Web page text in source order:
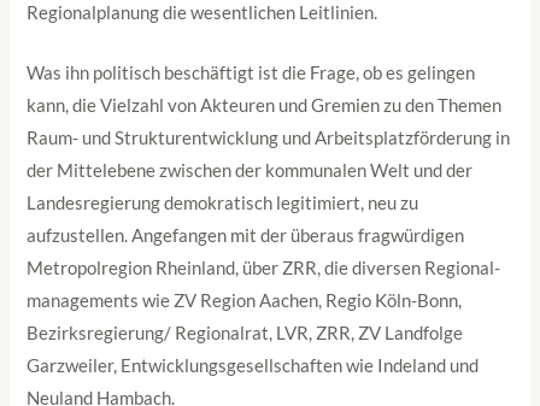
Regionalplanung die wesentlichen Leitlinien.
Was ihn politisch beschäftigt ist die Frage, ob es gelingen
kann, die Vielzahl von Akteuren und Gremien zu den Themen
Raum- und Strukturentwicklung und Arbeitsplatz­förderung in
der Mittelebene zwischen der kommunalen Welt und der
Landesregierung demokratisch legitimiert, neu zu
aufzustellen. Angefangen mit der überaus fragwürdigen
Metropolregion Rheinland, über ZRR, die diversen Regional­
manage­ments wie ZV Region Aachen, Regio Köln-Bonn,
Bezirksregierung/ Regionalrat, LVR, ZRR, ZV Landfolge
Garzweiler, Entwicklungs­gesellschaften wie Indeland und
Neuland Hambach.